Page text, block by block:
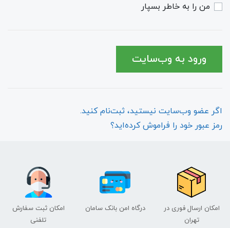
من را به خاطر بسپار
ورود به وب‌سایت
اگر عضو وب‌سایت نیستید، ثبت‌نام کنید.
رمز عبور خود را فراموش کرده‌اید؟
امکان ارسال فوری در
تهران
درگاه امن بانک سامان
امکان ثبت سفارش
تلفنی